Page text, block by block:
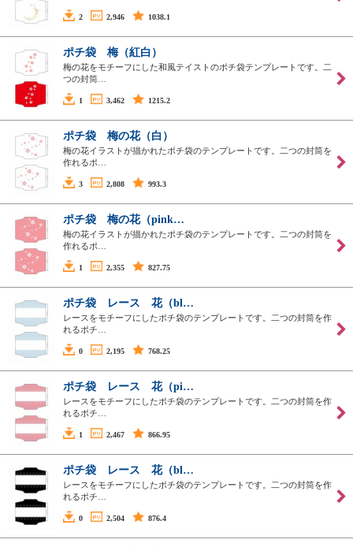
2 2,946 1038.1
ポチ袋 梅（紅白）
梅の花をモチーフにした和風テイストのポチ袋テンプレートです。二
つの封筒…
1 3,462 1215.2
ポチ袋 梅の花（白）
梅の花イラストが描かれたポチ袋のテンプレートです。二つの封筒を
作れるポ…
3 2,808 993.3
ポチ袋 梅の花（pink…
梅の花イラストが描かれたポチ袋のテンプレートです。二つの封筒を
作れるポ…
1 2,355 827.75
ポチ袋 レース 花（bl…
レースをモチーフにしたポチ袋のテンプレートです。二つの封筒を作
れるポチ…
0 2,195 768.25
ポチ袋 レース 花（pi…
レースをモチーフにしたポチ袋のテンプレートです。二つの封筒を作
れるポチ…
1 2,467 866.95
ポチ袋 レース 花（bl…
レースをモチーフにしたポチ袋のテンプレートです。二つの封筒を作
れるポチ…
0 2,504 876.4